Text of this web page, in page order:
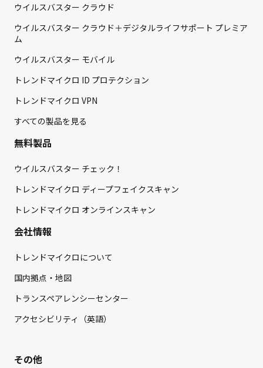
ウイルスバスター クラウド
ウイルスバスター クラウド＋デジタルライフサポート プレミア
ム
ウイルスバスター モバイル
トレンドマイクロ ID プロテクション
トレンドマイクロ VPN
すべての製品を見る
無料製品
ウイルスバスター チェック！
トレンドマイクロ ディープフェイクスキャン
トレンドマイクロ オンラインスキャン
会社情報
トレンドマイクロについて
国内拠点・地図
トランスペアレンシーセンター
アクセシビリティ（英語）
その他